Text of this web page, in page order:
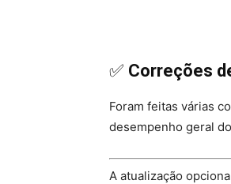
✅ Correções
Foram feitas várias
desempenho geral
A atualização